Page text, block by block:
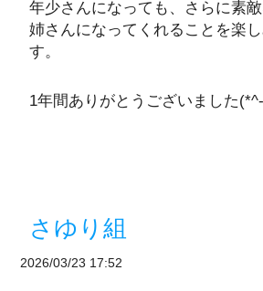
年少さんになっても、さらに素
姉さんになってくれることを楽
す。
1年間ありがとうございました
さゆり組
2026/03/23 17:52